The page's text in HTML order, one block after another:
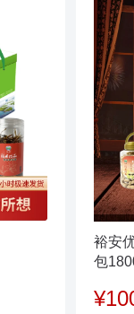
裕安
包